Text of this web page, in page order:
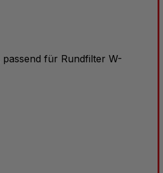
passend für Rundfilter W-